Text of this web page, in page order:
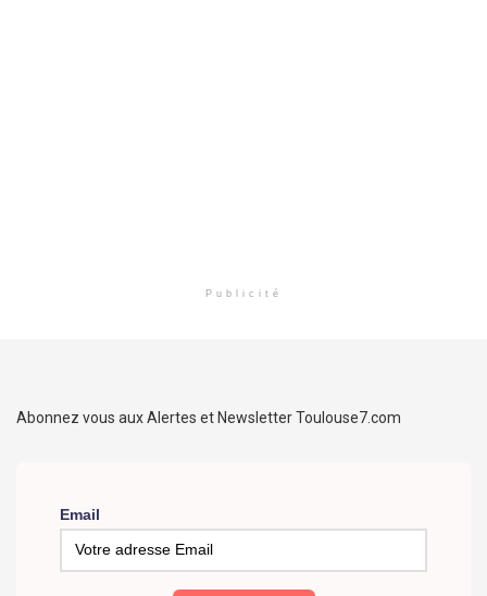
Publicité
Abonnez vous aux Alertes et Newsletter Toulouse7.com
Email